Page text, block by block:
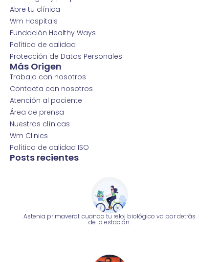
Abre tu clínica
Wm Hospitals
Fundación Healthy Ways
Política de calidad
Protección de Datos Personales
Más Origen
Trabaja con nosotros
Contacta con nosotros
Atención al paciente
Área de prensa
Nuestras clínicas
Wm Clinics
Política de calidad ISO
Posts recientes
Astenia primaveral: cuando tu reloj biológico va por detrás
de la estación.